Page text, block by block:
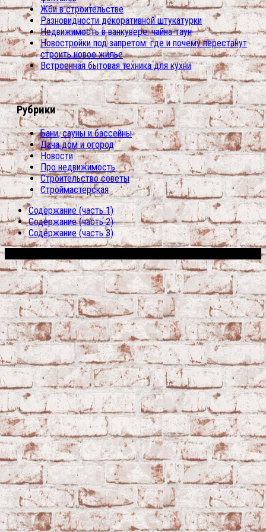
Жби в строительстве
Разновидности декоративной штукатурки
Недвижимость в ванкувере: чайна-таун
Новостройки под запретом: где и почему перестанут
строить новое жилье
Встроенная бытовая техника для кухни
Рубрики
Бани, сауны и бассейны
Дача дом и огород
Новости
Про недвижимость
Строительство советы
Строймастерская
Содержание (часть 1)
Содержание (часть 2)
Содержание (часть 3)